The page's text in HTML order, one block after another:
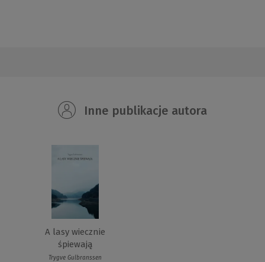
Inne publikacje autora
A lasy wiecznie
śpiewają
Trygve Gulbranssen